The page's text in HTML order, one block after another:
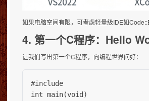
如果电脑空间有限，可考虑轻量级IDE如
4. 第一个C程序：Hello
让我们写出第一个C程序，向编程世界问好：
#include
int main(void)